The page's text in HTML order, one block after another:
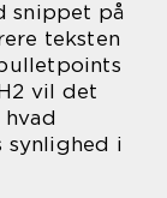
snippet på
teksten
vil det
synlighed i